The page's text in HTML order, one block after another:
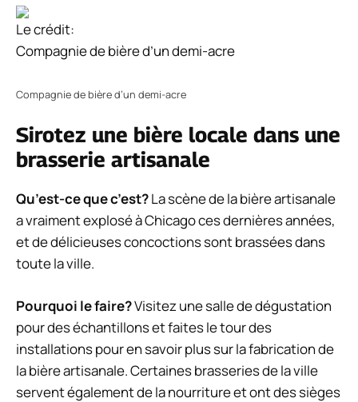
Le crédit:
Compagnie de bière d’un demi-acre
Compagnie de bière d’un demi-acre
Sirotez une bière locale dans une
brasserie artisanale
Qu’est-ce que c’est?La scène de la bière artisanale
a vraiment explosé à Chicago ces dernières années,
et de délicieuses concoctions sont brassées dans
toute la ville.
Pourquoi le faire?Visitez une salle de dégustation
pour des échantillons et faites le tour des
installations pour en savoir plus sur la fabrication de
la bière artisanale. Certaines brasseries de la ville
servent également de la nourriture et ont des sièges